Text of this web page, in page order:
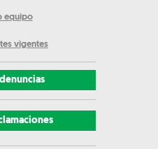
equipo
vigentes